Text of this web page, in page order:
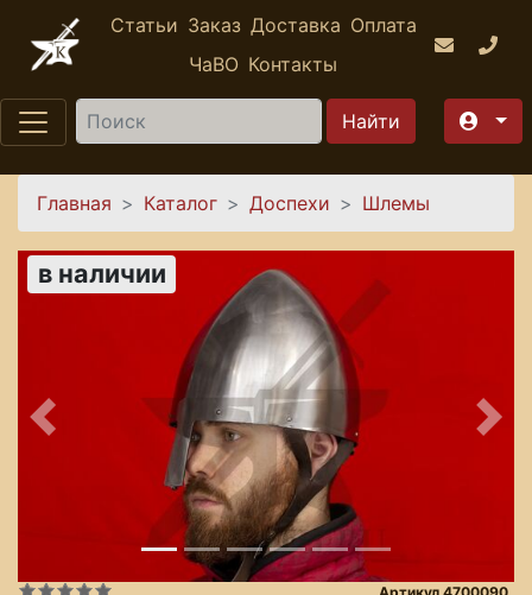
Перейти к основному содержанию
Статьи Заказ Доставка Оплата
ЧаВО Контакты
Найти
Вы здесь
Главная Каталог Доспехи Шлемы
в наличии
Предыдущее